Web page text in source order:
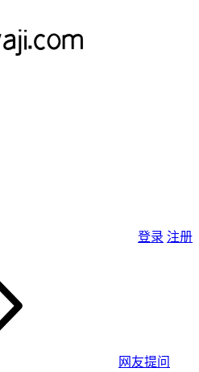
登录 注册
网友提问